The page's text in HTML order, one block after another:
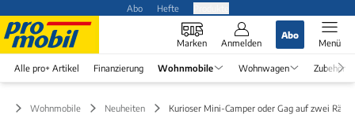
Abo Hefte
Marken Anmelden
Abo
Menü
Alle pro+ Artikel Finanzierung Wohnmobile Wohnwagen Zubehör
Wohnmobile Neuheiten Kurioser Mini-Camper oder Gag auf zwei